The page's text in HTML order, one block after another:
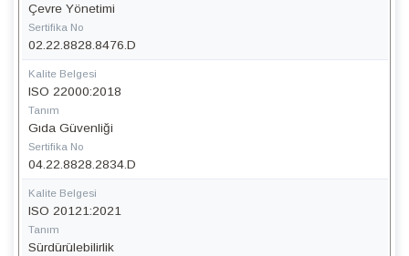
Çevre Yönetimi
Sertifika No
02.22.8828.8476.D
Kalite Belgesi
ISO 22000:2018
Tanım
Gıda Güvenliği
Sertifika No
04.22.8828.2834.D
Kalite Belgesi
ISO 20121:2021
Tanım
Sürdürülebilirlik